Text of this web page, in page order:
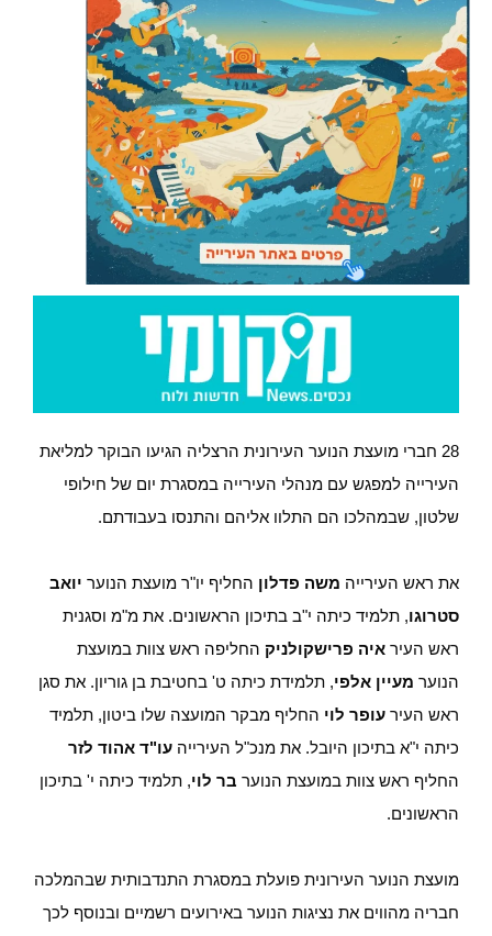
28 חברי מועצת הנוער העירונית הרצליה הגיעו הבוקר למליאת
העירייה למפגש עם מנהלי העירייה במסגרת יום של חילופי
שלטון, שבמהלכו הם התלוו אליהם והתנסו בעבודתם.
את ראש העירייה משה פדלון החליף יו"ר מועצת הנוער יואב
סטרוגו, תלמיד כיתה י"ב בתיכון הראשונים. את מ"מ וסגנית
ראש העיר איה פרישקולניק החליפה ראש צוות במועצת
הנוער מעיין אלפי, תלמידת כיתה ט' בחטיבת בן גוריון. את סגן
ראש העיר עופר לוי החליף מבקר המועצה שלו ביטון, תלמיד
כיתה י"א בתיכון היובל. את מנכ"ל העירייה עו"ד אהוד לזר
החליף ראש צוות במועצת הנוער בר לוי, תלמיד כיתה י' בתיכון
הראשונים.
מועצת הנוער העירונית פועלת במסגרת התנדבותית שבהמלכה
חבריה מהווים את נציגות הנוער באירועים רשמיים ובנוסף לכך